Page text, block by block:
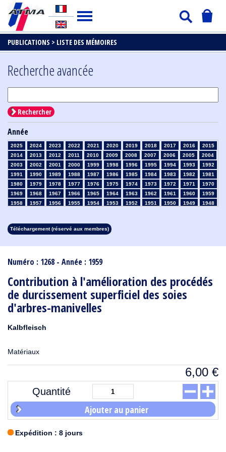
PUBLICATIONS > LISTE DES MÉMOIRES
Numéro : 1268 - Année : 1959
Contribution à l'amélioration des procédés
de durcissement superficiel des soies
d'arbres-manivelles
Kalbfleisch
Matériaux
6,00 €
Quantité
Ajouter au panier
Expédition : 8 jours
Recherche avancée
Rechercher
Année
2025 2024 2023 2022 2021 2020 2019 2018 2017 2016
2015
2014
2013 2012 2011 2010 2009 2008 2007 2006 2005
2004
2003
2002 2001 2000 1999 1998 1996 1995 1994 1993
1992
1991
1990 1989 1988 1987 1986 1985 1984 1983 1982
1981
1980
1979 1978 1977 1976 1975 1974 1973 1972 1971
1970
1969
1968 1967 1966 1965 1964 1963 1962 1961 1960
1959
1958
1957 1956 1955 1954 1953 1952 1951 1950 1949
1948
1913
1912 1911 1910 1909 1908
Téléchargement (réservé aux membres)